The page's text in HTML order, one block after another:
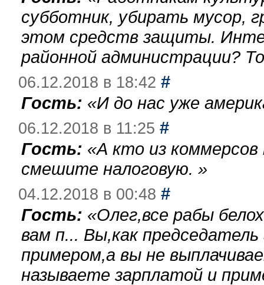
субботник, убирать мусор,
этом средств защиты.
районной администрации?
06.12.2018 в 18:42 #
Гость: «И до нас уже
06.12.2018 в 11:25 #
Гость: «А кто из
смешите налоговую. »
04.12.2018 в 00:48 #
Гость: «Олег,все рабы
вам п... Вы,как
примером,а вы не
называете зарплатой и